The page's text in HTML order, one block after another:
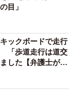
、学会などを通
ん。医師を目指
想い、自信の経
目」
ックボードで走行
「歩道走行は道交
した【弁護士が解